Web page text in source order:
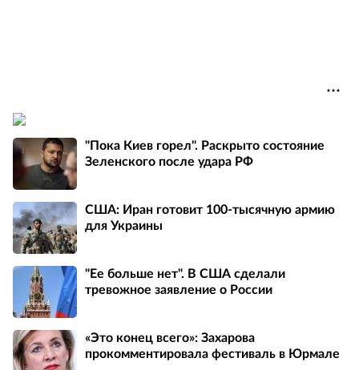
"Пока Киев горел". Раскрыто состояние
Зеленского после удара РФ
США: Иран готовит 100-тысячную армию
для Украины
"Ее больше нет". В США сделали
тревожное заявление о России
«Это конец всего»: Захарова
прокомментировала фестиваль в Юрмале